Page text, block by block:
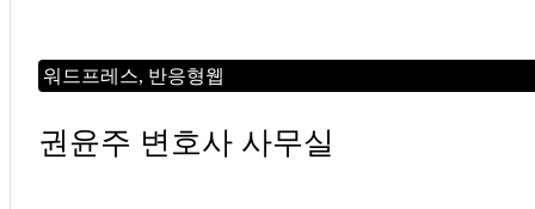
워드프레스, 반응형웹
권윤주 변호사 사무실